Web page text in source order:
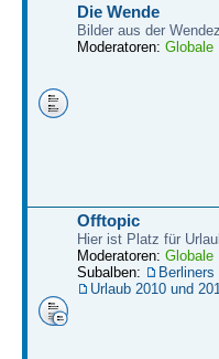
Die Wende
Bilder aus der
Moderatoren: Globale
Offtopic
Hier ist Platz für
Moderatoren: Globale
Subalben:
Urlaub 2010 und